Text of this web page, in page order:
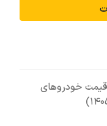
قیمت خودروهای